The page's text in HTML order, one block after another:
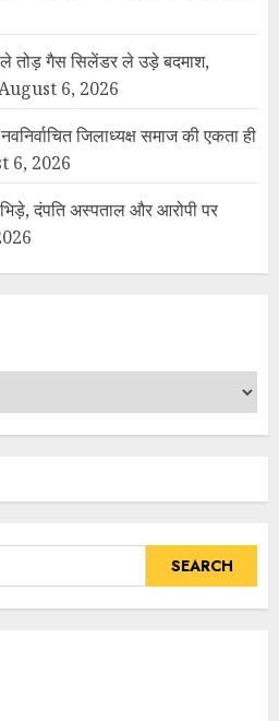
तोड़ गैस सिलेंडर ले उड़े बदमाश,
6, 2026
जिलाध्यक्ष समाज की एकता ही
6, 2026
दंपति अस्पताल और आरोपी पर